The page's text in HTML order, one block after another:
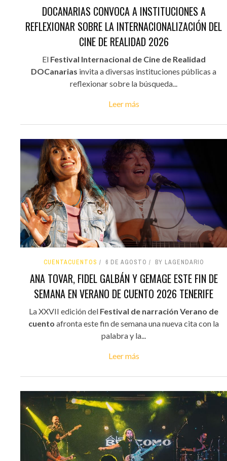
DOCANARIAS CONVOCA A INSTITUCIONES A
REFLEXIONAR SOBRE LA INTERNACIONALIZACIÓN DEL
CINE DE REALIDAD 2026
El Festival Internacional de Cine de Realidad
DOCanarias invita a diversas instituciones públicas a
reflexionar sobre la búsqueda...
Leer más
CUENTACUENTOS 6 DE AGOSTO BY LAGENDARIO
ANA TOVAR, FIDEL GALBÁN Y GEMAGE ESTE FIN DE
SEMANA EN VERANO DE CUENTO 2026 TENERIFE
La XXVII edición del Festival de narración Verano de
cuento afronta este fin de semana una nueva cita con la
palabra y la...
Leer más